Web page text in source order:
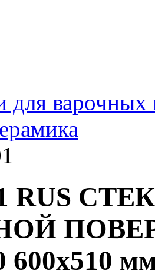
для варочных
RUS
600x510